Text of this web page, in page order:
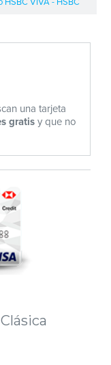
una tarjeta
gratisy que no
HSBC VIVA - HSBC